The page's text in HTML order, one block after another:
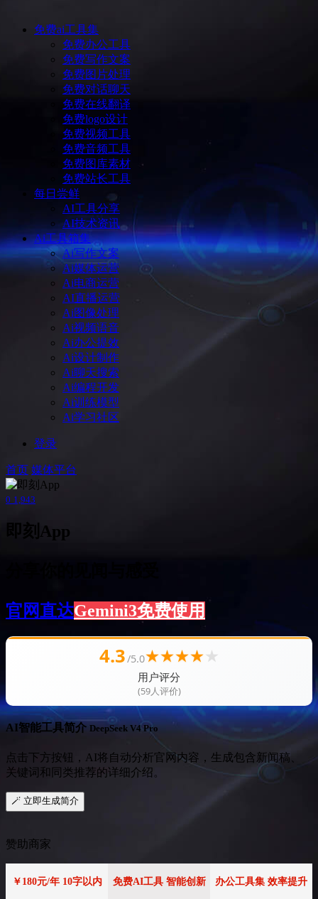
免费ai工具集
免费办公工具
免费写作文案
免费图片处理
免费对话聊天
免费在线翻译
免费logo设计
免费视频工具
免费音频工具
免费图库素材
免费站长工具
每日尝鲜
AI工具分享
AI技术资讯
Ai工具箱集
Ai写作文案
Ai媒体运营
Ai电商运营
AI直播运营
Ai图像处理
Ai视频语音
Ai办公提效
Ai设计制作
Ai聊天搜索
Ai编程开发
Ai训练模型
Ai学习社区
登录
首页 媒体平台
0 1,943
即刻App
官网直达Gemini3免费使用
4.3/5.0★★★★★
用户评分
(59人评价)
AI智能工具简介 DeepSeek V4 Pro
点击下方按钮，AI将自动分析官网内容，生成包含新闻稿、
关键词和同类推荐的详细介绍。
🪄 立即生成简介
赞助商家
￥180元/年 10字以内 免费AI工具 智能创新 办公工具集 效率提升